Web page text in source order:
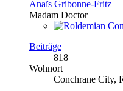
Anaïs Gribonne-Fritz
Madam Doctor
Beiträge
818
Wohnort
Conchrane City,